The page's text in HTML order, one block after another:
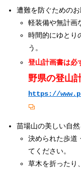
遭難を防ぐためのお
軽装備や無計画
時間的にゆとり
う。
登山計画書は必
野県の登山
https://
苗場山の美しい自
決められた歩道
てください。
草木を折ったり